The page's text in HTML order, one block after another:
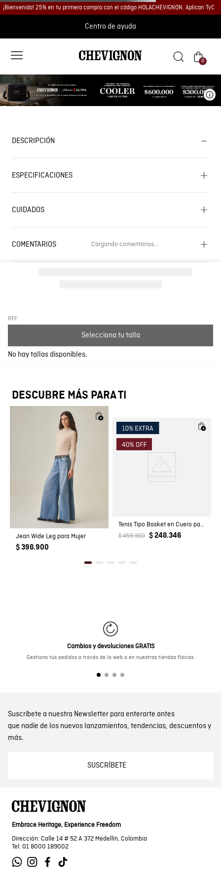
¡Bienvenido! 25% en tu primera compra con el código HOLACHEVIGNON. Aplican TyC
Centro de ayuda
0
REF:
Selecciona tu talla
No hay tallas disponibles.
DESCRIPCIÓN
ESPECIFICACIONES
CUIDADOS
COMENTARIOS Cargando comentarios…
Cargando el resumen…
DESCUBRE MÁS PARA TI
Jean Wide Leg para Mujer
$ 398.900
Tenis Tipo Basket en Cuero para Hombre
$ 459.900 $ 248.346
Cambios y devoluciones GRATIS
Gestiona tus pedidos a través de la web o en nuestras tiendas físicas.
Suscríbete a nuestra Newsletter para enterarte antes
que nadie de los nuevos lanzamientos, tendencias, descuentos y
más.
SUSCRÍBETE
Embrace Heritage, Experience Freedom
Dirección: Calle 14 # 52 A 372 Medellín, Colombia
Tel: 01 8000 189002